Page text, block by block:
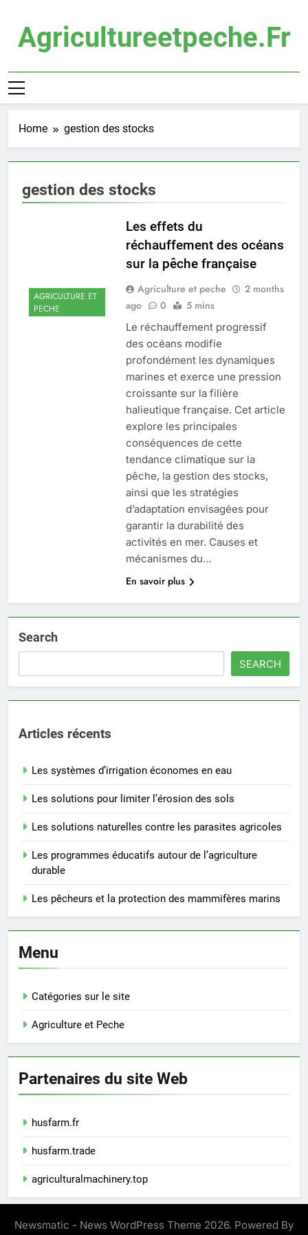
contentAgricultureetpeche.fr
Home gestion des stocks
gestion des stocks
AGRICULTURE ET
PECHE
Les effets du
réchauffement des océans
sur la pêche française
Agriculture et peche
2 months
ago
0 5 mins
Le réchauffement progressif
des océans modifie
profondément les dynamiques
marines et exerce une pression
croissante sur la filière
halieutique française. Cet article
explore les principales
conséquences de cette
tendance climatique sur la
pêche, la gestion des stocks,
ainsi que les stratégies
d’adaptation envisagées pour
garantir la durabilité des
activités en mer. Causes et
mécanismes du…
En savoir plus
Search
SEARCH
Articles récents
Les systèmes d’irrigation économes en eau
Les solutions pour limiter l’érosion des sols
Les solutions naturelles contre les parasites agricoles
Les programmes éducatifs autour de l’agriculture
durable
Les pêcheurs et la protection des mammifères marins
Menu
Catégories sur le site
Agriculture et Peche
Partenaires du site Web
husfarm.fr
husfarm.trade
agriculturalmachinery.top
Newsmatic - News WordPress Theme 2026. Powered By